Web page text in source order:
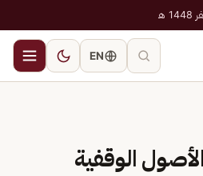
EN
الوقفية